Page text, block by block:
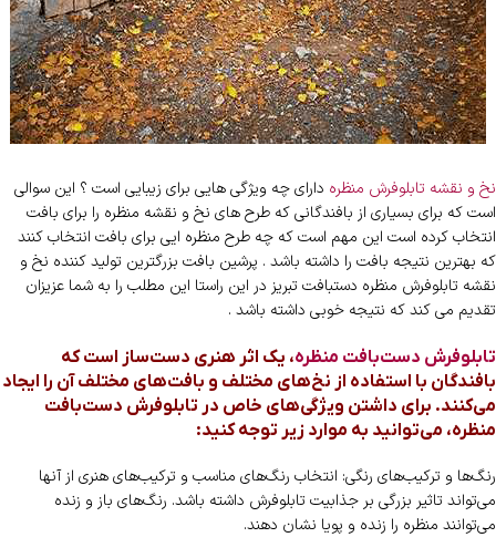
نخ و نقشه تابلوفرش منظره دارای چه ویژگی هایی برای زیبایی است ؟ این سوالی
است که برای بسیاری از بافندگانی که طرح های نخ و نقشه منظره را برای بافت
انتخاب کرده است این مهم است که چه طرح منظره ایی برای بافت انتخاب کنند
که بهترین نتیجه بافت را داشته باشد . پرشین بافت بزرگترین تولید کننده نخ و
نقشه تابلوفرش منظره دستبافت تبریز در این راستا این مطلب را به شما عزیزان
تقدیم می کند که نتیجه خوبی داشته باشد .
تابلوفرش دست‌بافت منظره، یک اثر هنری دست‌ساز است که
بافندگان با استفاده از نخ‌های مختلف و بافت‌های مختلف آن را ایجاد
می‌کنند. برای داشتن ویژگی‌های خاص در تابلوفرش دست‌بافت
منظره، می‌توانید به موارد زیر توجه کنید:
رنگ‌ها و ترکیب‌های رنگی: انتخاب رنگ‌های مناسب و ترکیب‌های هنری از آنها
می‌تواند تاثیر بزرگی بر جذابیت تابلوفرش داشته باشد. رنگ‌های باز و زنده
می‌توانند منظره را زنده و پویا نشان دهند.